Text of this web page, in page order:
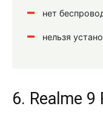
нет
нельзя
6. Realme 9